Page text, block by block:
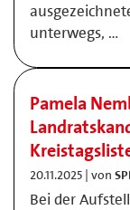
unterwegs, …
Pamela
20.11.2025 | von
Bei der